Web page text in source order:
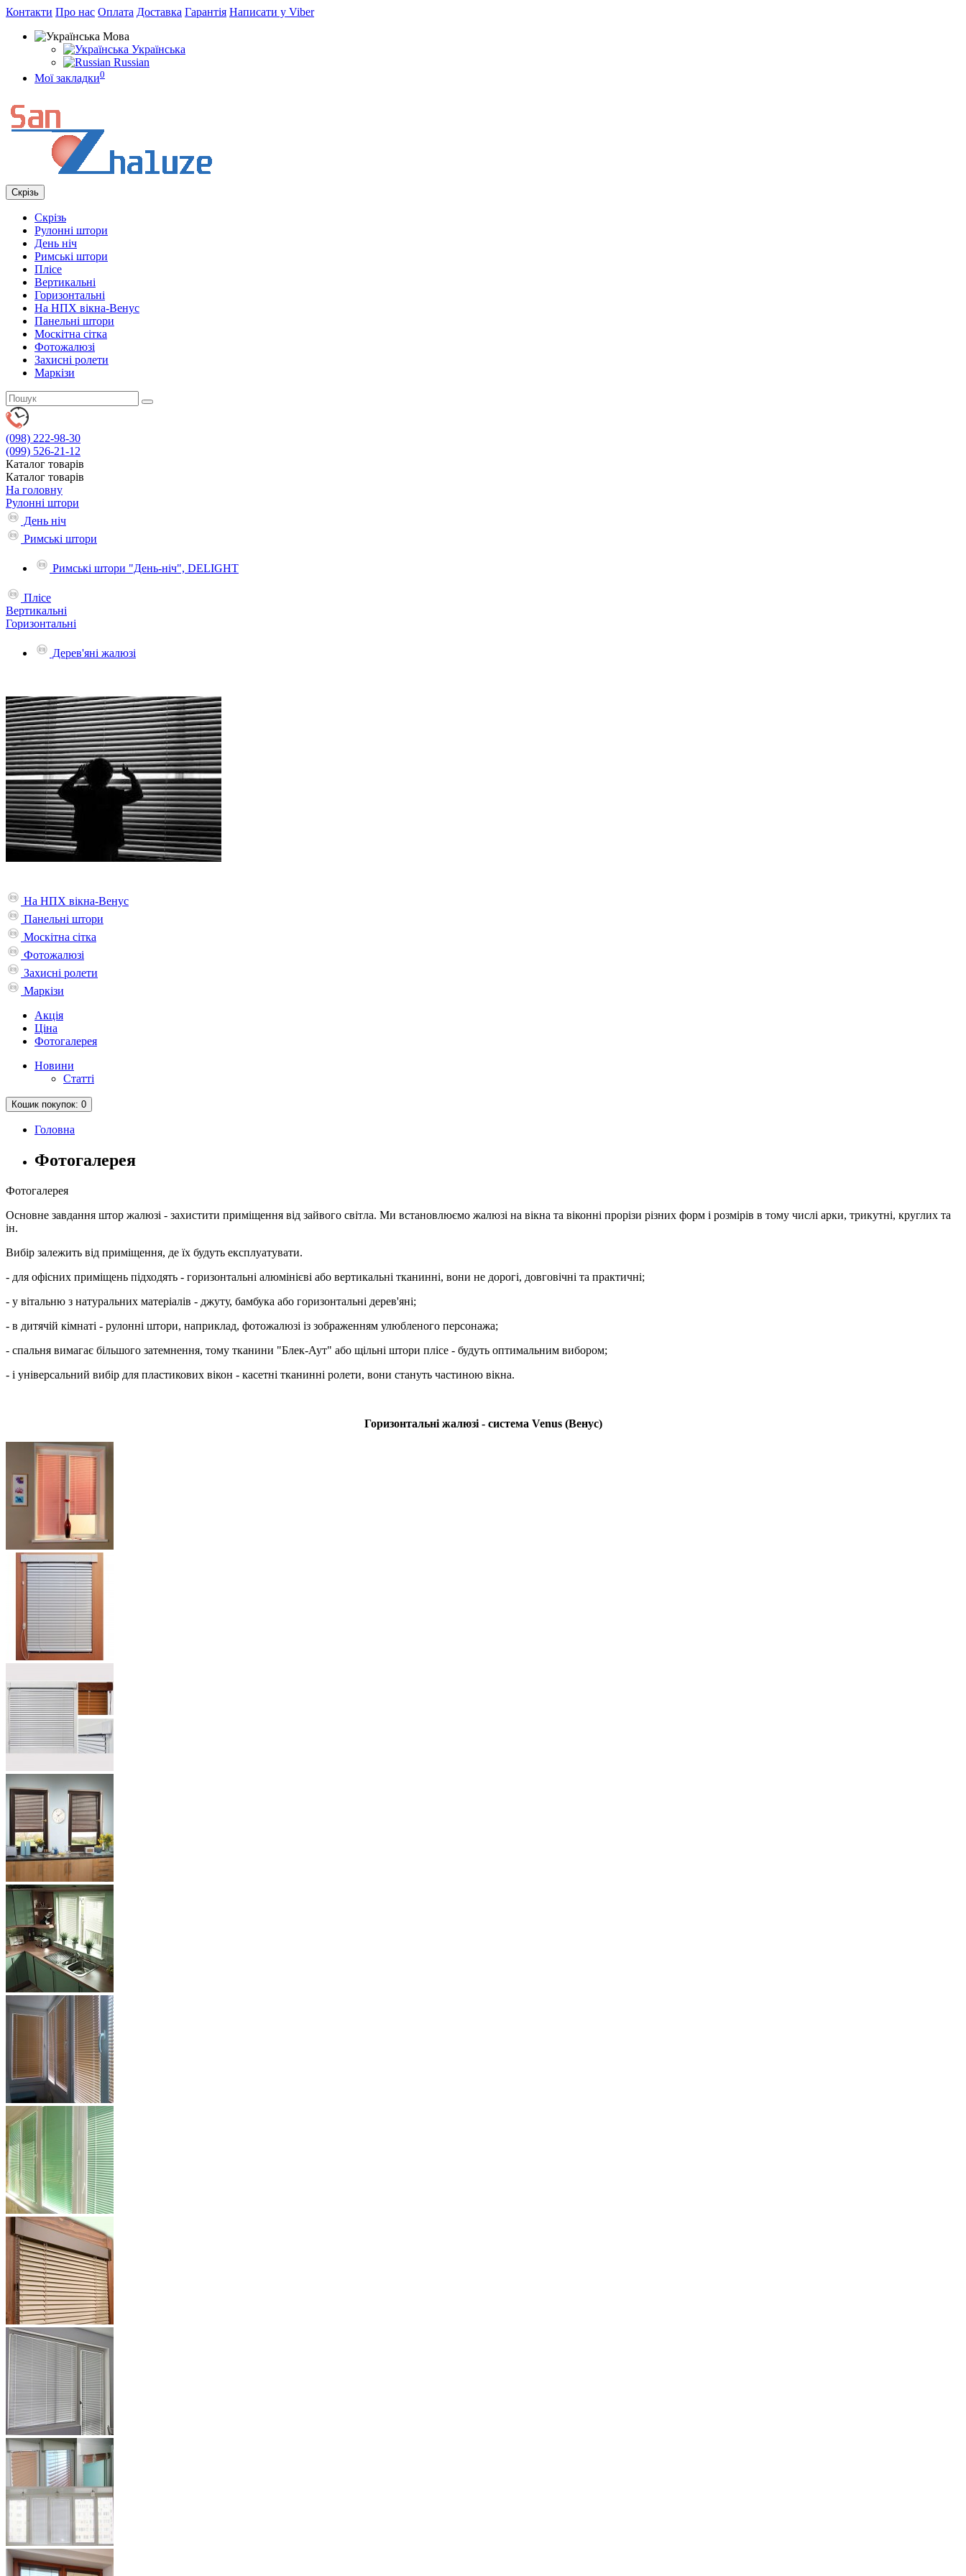
Контакти Про нас Оплата Доставка Гарантія Написати у Viber
Мова
Українська
Russian
Мої закладки0
Скрізь
Скрізь
Рулонні штори
День ніч
Римські штори
Плісе
Вертикальні
Горизонтальні
На НПХ вікна-Венус
Панельні штори
Москітна сітка
Фотожалюзі
Захисні ролети
Маркізи
(098) 222-98-30
(099) 526-21-12
Каталог товарів
Каталог товарів
На головну
Рулонні штори
День ніч
Римські штори
Римські штори "День-ніч", DELIGHT
Плісе
Вертикальні
Горизонтальні
Дерев'яні жалюзі
На НПХ вікна-Венус
Панельні штори
Москітна сітка
Фотожалюзі
Захисні ролети
Маркізи
Акція
Ціна
Фотогалерея
Новини
Статті
Кошик покупок: 0
Головна
Фотогалерея
Фотогалерея
Основне завдання штор жалюзі - захистити приміщення від зайвого світла. Ми встановлюємо жалюзі на вікна та віконні прорізи різних форм і розмірів в тому числі арки, трикутні, круглих та
ін.
Вибір залежить від приміщення, де їх будуть експлуатувати.
- для офісних приміщень підходять - горизонтальні алюмінієві або вертикальні тканинні, вони не дорогі, довговічні та практичні;
- у вітальню з натуральних матеріалів - джуту, бамбука або горизонтальні дерев'яні;
- в дитячій кімнаті - рулонні штори, наприклад, фотожалюзі із зображенням улюбленого персонажа;
- спальня вимагає більшого затемнення, тому тканини "Блек-Аут" або щільні штори плісе - будуть оптимальним вибором;
- і універсальний вибір для пластикових вікон - касетні тканинні ролети, вони стануть частиною вікна.
Горизонтальні жалюзі - система Venus (Венус)